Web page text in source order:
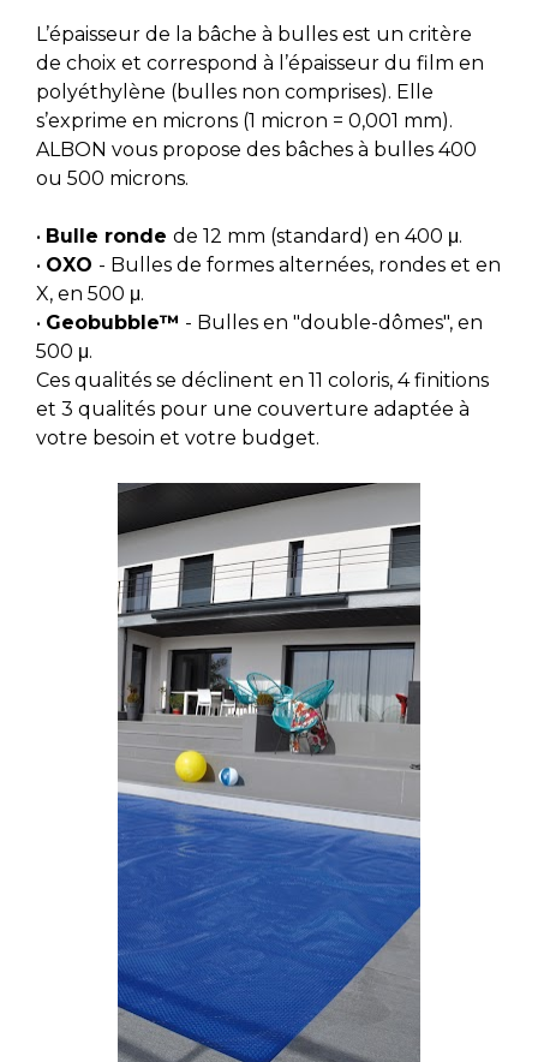
L’épaisseur de la bâche à bulles est un critère
de choix et correspond à l’épaisseur du film en
polyéthylène (bulles non comprises). Elle
s’exprime en microns (1 micron = 0,001 mm).
ALBON vous propose des bâches à bulles 400
ou 500 microns.
• Bulle ronde de 12 mm (standard) en 400 μ.
• OXO - Bulles de formes alternées, rondes et en
X, en 500 μ.
• Geobubble™ - Bulles en "double-dômes", en
500 μ.
Ces qualités se déclinent en 11 coloris, 4 finitions
et 3 qualités pour une couverture adaptée à
votre besoin et votre budget.